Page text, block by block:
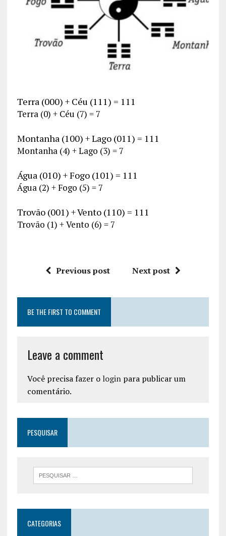
Terra (000) + Céu (111) = 111
Terra (0) + Céu (7) = 7
Montanha (100) + Lago (011) = 111
Montanha (4) + Lago (3) = 7
Água (010) + Fogo (101) = 111
Água (2) + Fogo (5) = 7
Trovão (001) + Vento (110) = 111
Trovão (1) + Vento (6) = 7
Previous post Next post
BE THE FIRST TO COMMENT
Leave a comment
Você precisa fazer o loginpara publicar um
comentário.
PESQUISAR
CATEGORIAS